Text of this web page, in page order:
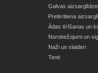
Galvas
Pretkritiena
Ādas tīrīšanas un
Norobežojumi un
Naži un slaideri
Tenti